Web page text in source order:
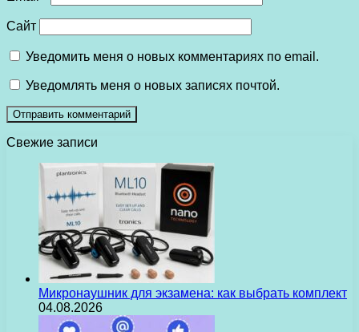
Сайт
Уведомить меня о новых комментариях по email.
Уведомлять меня о новых записях почтой.
Свежие записи
Микронаушник для экзамена: как выбрать комплект
04.08.2026